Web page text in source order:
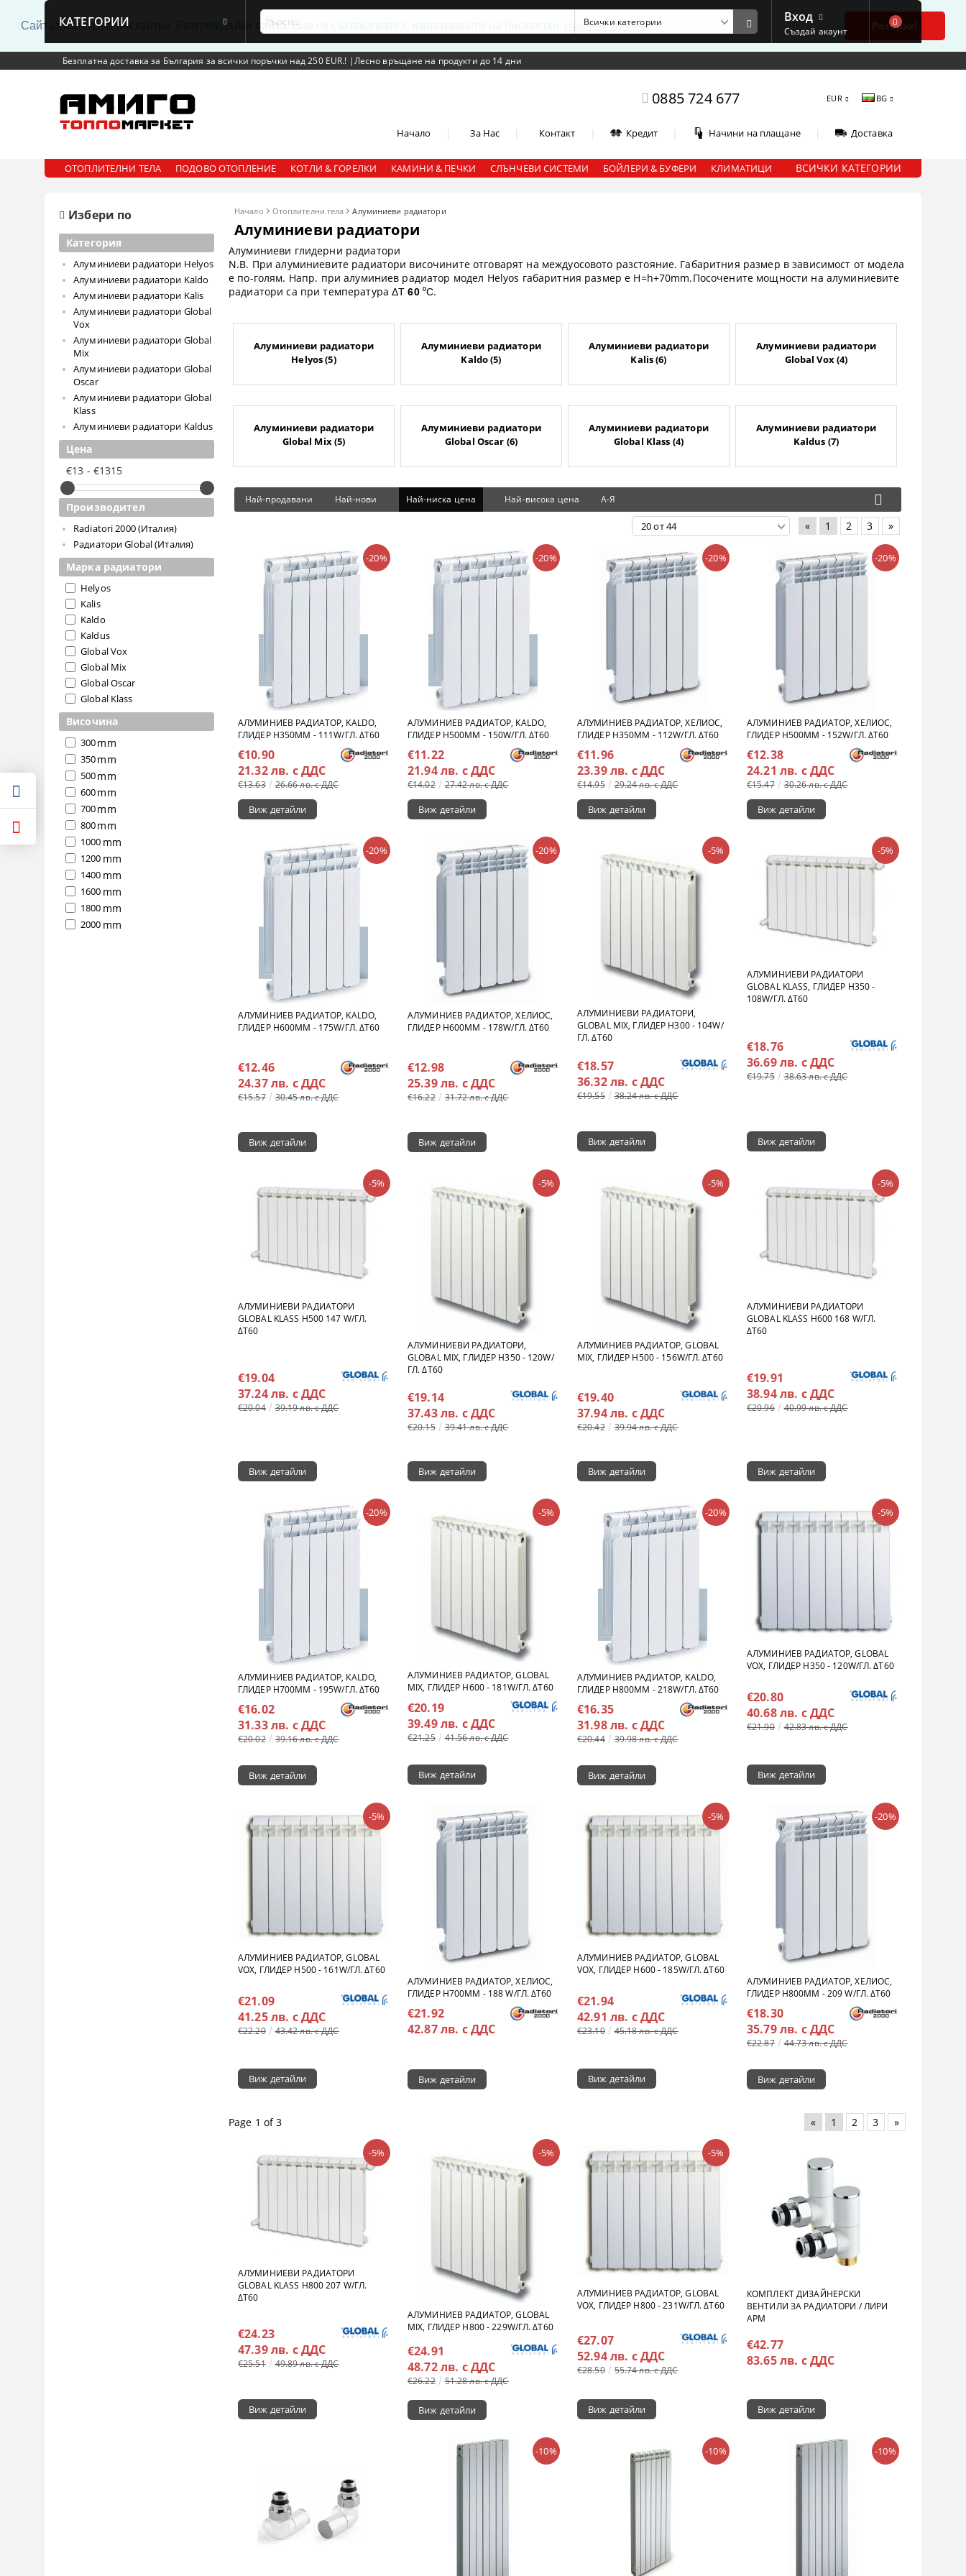
Сайтът използва бисквитки. Разглеждайки сайта, Вие се съгласявате с използването на бисквитки Научете повече Разбрах!
Безплатна доставка за България за всички поръчки над 250 EUR.! |Лесно връщане на продукти до 14 дни
0885 724 677 EUR BG
Начало За Нас Контакт Кредит Начини на плащане Доставка
КАТЕГОРИИ Вход
Създай акаунт
0
ОТОПЛИТЕЛНИ ТЕЛА ПОДОВО ОТОПЛЕНИЕ КОТЛИ & ГОРЕЛКИ КАМИНИ & ПЕЧКИ СЛЪНЧЕВИ СИСТЕМИ БОЙЛЕРИ & БУФЕРИ КЛИМАТИЦИ ВСИЧКИ КАТЕГОРИИ
Избери по
Категория
Алуминиеви радиатори Helyos
Алуминиеви радиатори Kaldo
Алуминиеви радиатори Kalis
Алуминиеви радиатори Global
Vox
Алуминиеви радиатори Global
Mix
Алуминиеви радиатори Global
Oscar
Алуминиеви радиатори Global
Klass
Алуминиеви радиатори Kaldus
Цена
€13 - €1315
Производител
Radiatori 2000 (Италия)
Радиатори Global (Италия)
Марка радиатори
Helyos
Kalis
Kaldo
Kaldus
Global Vox
Global Mix
Global Oscar
Global Klass
Височина
300mm
350mm
500mm
600mm
700mm
800mm
1000 mm
1200 mm
1400 mm
1600 mm
1800 mm
2000 mm
Начало Отоплителни тела Алуминиеви радиатори
Алуминиеви радиатори
Алуминиеви глидерни радиатори
N.B. Приалуминиевите радиатори височините отговарят на междуосовото разстояние. Габаритния размер в зависимост от модела
е по-голям. Напр. при алуминиев радиатор модел Helyos габаритния размер е Н=h+70mm.Посочените мощности на алуминиевите
радиатори са при температураΔT60⁰C.
Алуминиеви радиатори
Helyos (5)
Алуминиеви радиатори
Kaldo (5)
Алуминиеви радиатори
Kalis (6)
Алуминиеви радиатори
Global Vox (4)
Алуминиеви радиатори
Global Mix (5)
Алуминиеви радиатори
Global Oscar (6)
Алуминиеви радиатори
Global Klass (4)
Алуминиеви радиатори
Kaldus (7)
Най-продавани Най-нови Най-ниска цена Най-висока цена А-Я
« 1 2 3 »
АЛУМИНИЕВ РАДИАТОР, KALDO,
ГЛИДЕР H350MM - 111W/ГЛ. ΔT60
-20%
€10.90
21.32 лв. с ДДС
€13.63 26.66 лв. с ДДС
Виж детайли
АЛУМИНИЕВ РАДИАТОР, KALDO,
ГЛИДЕР H500MM - 150W/ГЛ. ΔT60
-20%
€11.22
21.94 лв. с ДДС
€14.02 27.42 лв. с ДДС
Виж детайли
АЛУМИНИЕВ РАДИАТОР, ХЕЛИОС,
ГЛИДЕР H350MM - 112W/ГЛ. ΔT60
-20%
€11.96
23.39 лв. с ДДС
€14.95 29.24 лв. с ДДС
Виж детайли
АЛУМИНИЕВ РАДИАТОР, ХЕЛИОС,
ГЛИДЕР H500MM - 152W/ГЛ. ΔT60
-20%
€12.38
24.21 лв. с ДДС
€15.47 30.26 лв. с ДДС
Виж детайли
АЛУМИНИЕВ РАДИАТОР, KALDO,
ГЛИДЕР H600MM - 175W/ГЛ. ΔT60
-20%
€12.46
24.37 лв. с ДДС
€15.57 30.45 лв. с ДДС
Виж детайли
АЛУМИНИЕВ РАДИАТОР, ХЕЛИОС,
ГЛИДЕР H600MM - 178W/ГЛ. ΔT60
-20%
€12.98
25.39 лв. с ДДС
€16.22 31.72 лв. с ДДС
Виж детайли
АЛУМИНИЕВИ РАДИАТОРИ,
GLOBAL MIX, ГЛИДЕР H300 - 104W/
ГЛ. ΔT60
-5%
€18.57
36.32 лв. с ДДС
€19.55 38.24 лв. с ДДС
Виж детайли
АЛУМИНИЕВИ РАДИАТОРИ
GLOBAL KLASS, ГЛИДЕР H350 -
108W/ГЛ. ΔT60
-5%
€18.76
36.69 лв. с ДДС
€19.75 38.63 лв. с ДДС
Виж детайли
АЛУМИНИЕВИ РАДИАТОРИ
GLOBAL KLASS H500 147 W/ГЛ.
ΔT60
-5%
€19.04
37.24 лв. с ДДС
€20.04 39.19 лв. с ДДС
Виж детайли
АЛУМИНИЕВИ РАДИАТОРИ,
GLOBAL MIX, ГЛИДЕР H350 - 120W/
ГЛ. ΔT60
-5%
€19.14
37.43 лв. с ДДС
€20.15 39.41 лв. с ДДС
Виж детайли
АЛУМИНИЕВ РАДИАТОР, GLOBAL
MIX, ГЛИДЕР H500 - 156W/ГЛ. ΔT60
-5%
€19.40
37.94 лв. с ДДС
€20.42 39.94 лв. с ДДС
Виж детайли
АЛУМИНИЕВИ РАДИАТОРИ
GLOBAL KLASS H600 168 W/ГЛ.
ΔT60
-5%
€19.91
38.94 лв. с ДДС
€20.96 40.99 лв. с ДДС
Виж детайли
АЛУМИНИЕВ РАДИАТОР, KALDO,
ГЛИДЕР H700MM - 195W/ГЛ. ΔT60
-20%
€16.02
31.33 лв. с ДДС
€20.02 39.16 лв. с ДДС
Виж детайли
АЛУМИНИЕВ РАДИАТОР, GLOBAL
MIX, ГЛИДЕР H600 - 181W/ГЛ. ΔT60
-5%
€20.19
39.49 лв. с ДДС
€21.25 41.56 лв. с ДДС
Виж детайли
АЛУМИНИЕВ РАДИАТОР, KALDO,
ГЛИДЕР H800MM - 218W/ГЛ. ΔT60
-20%
€16.35
31.98 лв. с ДДС
€20.44 39.98 лв. с ДДС
Виж детайли
АЛУМИНИЕВ РАДИАТОР, GLOBAL
VOX, ГЛИДЕР H350 - 120W/ГЛ. ΔT60
-5%
€20.80
40.68 лв. с ДДС
€21.90 42.83 лв. с ДДС
Виж детайли
АЛУМИНИЕВ РАДИАТОР, GLOBAL
VOX, ГЛИДЕР H500 - 161W/ГЛ. ΔT60
-5%
€21.09
41.25 лв. с ДДС
€22.20 43.42 лв. с ДДС
Виж детайли
АЛУМИНИЕВ РАДИАТОР, ХЕЛИОС,
ГЛИДЕР H700MM - 188 W/ГЛ. ΔT60
€21.92
42.87 лв. с ДДС
Виж детайли
АЛУМИНИЕВ РАДИАТОР, GLOBAL
VOX, ГЛИДЕР H600 - 185W/ГЛ. ΔT60
-5%
€21.94
42.91 лв. с ДДС
€23.10 45.18 лв. с ДДС
Виж детайли
АЛУМИНИЕВ РАДИАТОР, ХЕЛИОС,
ГЛИДЕР H800MM - 209 W/ГЛ. ΔT60
-20%
€18.30
35.79 лв. с ДДС
€22.87 44.73 лв. с ДДС
Виж детайли
Page 1 of 3 « 1 2 3 »
АЛУМИНИЕВИ РАДИАТОРИ
GLOBAL KLASS H800 207 W/ГЛ.
ΔT60
-5%
€24.23
47.39 лв. с ДДС
€25.51 49.89 лв. с ДДС
Виж детайли
АЛУМИНИЕВ РАДИАТОР, GLOBAL
MIX, ГЛИДЕР H800 - 229W/ГЛ. ΔT60
-5%
€24.91
48.72 лв. с ДДС
€26.22 51.28 лв. с ДДС
Виж детайли
АЛУМИНИЕВ РАДИАТОР, GLOBAL
VOX, ГЛИДЕР H800 - 231W/ГЛ. ΔT60
-5%
€27.07
52.94 лв. с ДДС
€28.50 55.74 лв. с ДДС
Виж детайли
КОМПЛЕКТ ДИЗАЙНЕРСКИ
ВЕНТИЛИ ЗА РАДИАТОРИ / ЛИРИ
APM
€42.77
83.65 лв. с ДДС
Виж детайли
-10% -10% -10%